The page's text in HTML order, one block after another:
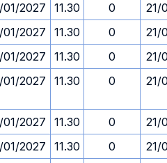
01/2027 11.30 0
21/
01/2027 11.30 0
21/
01/2027 11.30 0
21/
01/2027 11.30 0 21/
01/2027 11.30 0
21/
01/2027 11.30 0
21/